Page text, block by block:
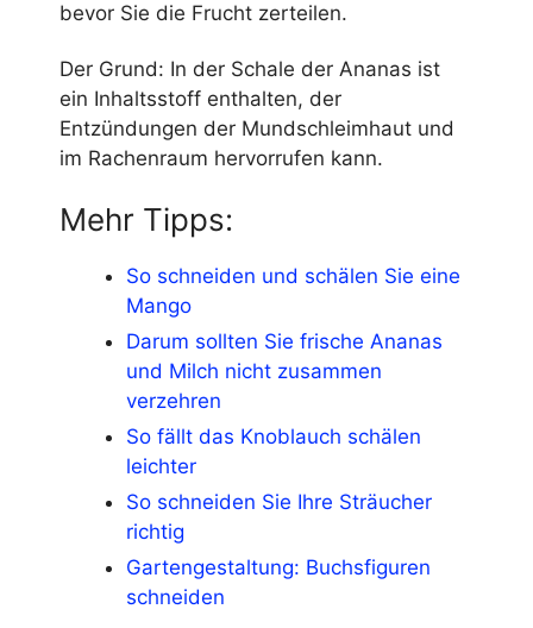
bevor Sie die Frucht zerteilen.
Der Grund: In der Schale der Ananas ist
ein Inhaltsstoff enthalten, der
Entzündungen der Mundschleimhaut und
im Rachenraum hervorrufen kann.
Mehr Tipps:
So schneiden und schälen Sie eine
Mango
Darum sollten Sie frische Ananas
und Milch nicht zusammen
verzehren
So fällt das Knoblauch schälen
leichter
So schneiden Sie Ihre Sträucher
richtig
Gartengestaltung: Buchsfiguren
schneiden